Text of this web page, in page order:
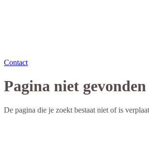
Contact
Pagina niet gevonden
De pagina die je zoekt bestaat niet of is